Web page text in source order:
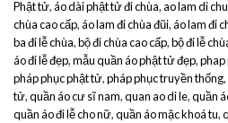
Phật tử,áo dài phật tử đi chùa,ao lam di
chùa cao cấp,áo lam đi chùa đũi,áo lam đi
ba đi lễ chùa,bộ đi chùa cao cấp,bộ đi lễ
áo đi lễ đẹp,mẫu quần áo phật tử đẹp,phap
pháp phục phật tử,pháp phục truyền thống,
tử,quần áo cư sĩ nam,quan ao di le,quần
quần áo đi lễ cho nữ,quần áo mặc khoá tu,